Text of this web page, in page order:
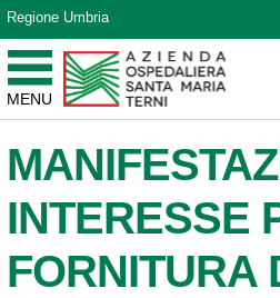
Vai ai contenuti
Vai al menu di navigazione
Vai al footer
Regione Umbria
MENU
Azienda Ospedaliera Santa Maria
Sito Istituzionale
INTERESSE
FORNITURA